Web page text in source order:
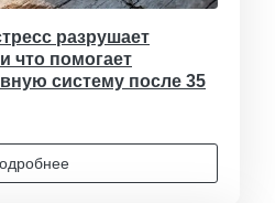
разрушает
что помогает
систему после 35